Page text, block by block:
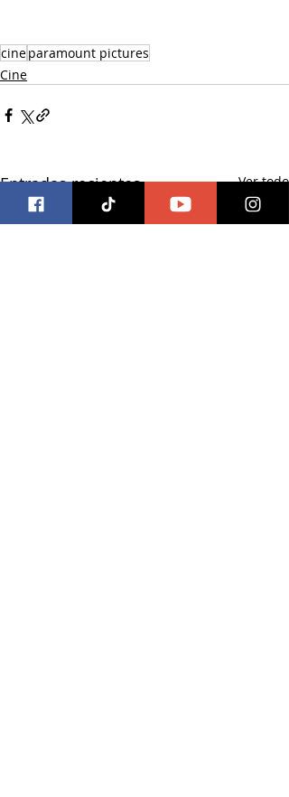
cineparamount pictures
Cine
Entradas recientes Ver todo